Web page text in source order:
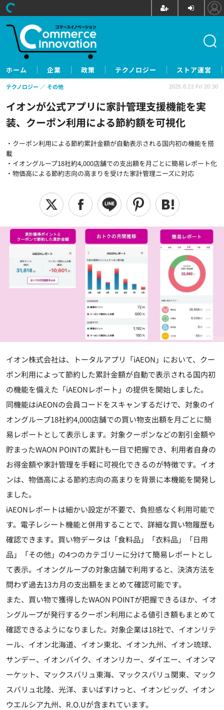
ホーム 企業 政策 テクノロジー ストア運営
イオンが公式アプリに家計管理支援機能を実
装、クーポン利用による節約額を可視化
・クーポン利用による節約累計金額が自動表示される国内初の機能を搭
載
・イオングループ18社約4,000店舗での支出額を月ごとに簡易レポート化
・物価高による節約志向の高まりを受けた家計管理ニーズに対応
テクノロジー その他 2025.8.22 Fri 20:30
イオン株式会社は、トータルアプリ「iAEON」において、クー
ポン利用によって節約した累計金額が自動で表示される国内初
の機能を備えた「iAEONレポート」の提供を開始しました。
同機能はiAEONの会員コードをスキャンするだけで、対象のイ
オングループ18社約4,000店舗での買い物支出額を月ごとに簡
易レポートとして表示します。対象クーポンなどの割引金額や
貯まったWAON POINTの累計も一目で把握でき、利用者自身の
お得金額や家計管理を手軽に可視化できるのが特徴です。イオ
ンは、物価高による節約志向の高まりを背景に本機能を開発し
ました。
iAEONレポートは細かい設定が不要で、負担感なく利用可能で
す。電子レシート機能と併用することで、詳細な買い物履歴も
確認できます。買い物データは「食料品」「衣料品」「日用
品」「その他」の4つのカテゴリーに分けて簡易レポートとし
て表示。イオングループの対象店舗で利用すると、決済方法を
問わず過去13カ月の支出額をまとめて確認可能です。
また、買い物で獲得したWAON POINTが把握できるほか、イオ
ングループが発行するクーポン利用による値引き額もまとめて
確認できるようになりました。対象企業は18社で、イオンリテ
ール、イオン北海道、イオン東北、イオン九州、イオン琉球、
サンデー、イオンバイク、イオンリカー、ダイエー、イオンマ
ーケット、マックスバリュ東海、マックスバリュ関東、マック
スバリュ北陸、光洋、まいばすけっと、イオンビッグ、イオン
ウエルシア九州、R.O.Uが含まれています。